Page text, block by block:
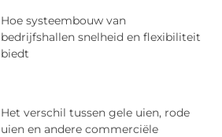
Hoe systeembouw van
bedrijfshallen snelheid en flexibiliteit
biedt
Het verschil tussen gele uien, rode
uien en andere commerciële